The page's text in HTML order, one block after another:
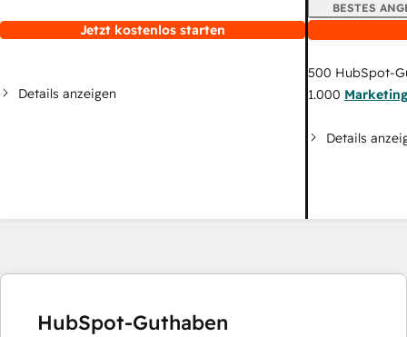
Jetzt kostenlos starten
Details anzeigen
BESTES
500 HubSpot-
1.000
Details
HubSpot-Guthaben